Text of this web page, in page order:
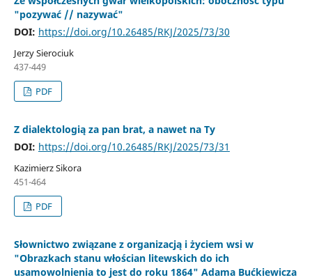
"pozywać // nazywać"
DOI: https://doi.org/10.26485/RKJ/2025/73/30
Jerzy Sierociuk
437-449
PDF
Z dialektologią za pan brat, a nawet na Ty
DOI: https://doi.org/10.26485/RKJ/2025/73/31
Kazimierz Sikora
451-464
PDF
Słownictwo związane z organizacją i życiem wsi w
"Obrazkach stanu włościan litewskich do ich
usamowolnienia to jest do roku 1864" Adama Bućkiewicza